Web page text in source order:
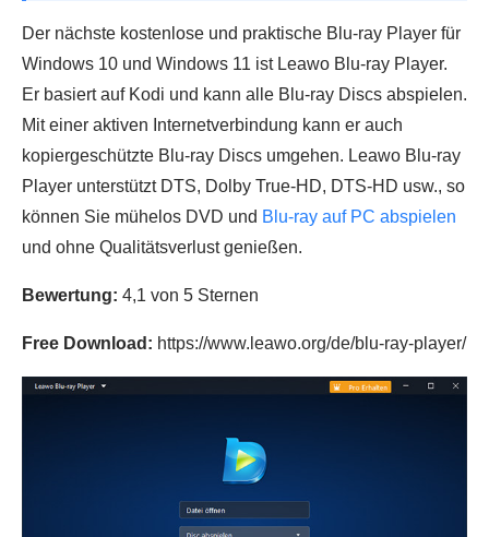
Der nächste kostenlose und praktische Blu-ray Player für
Windows 10 und Windows 11 ist Leawo Blu-ray Player.
Er basiert auf Kodi und kann alle Blu-ray Discs abspielen.
Mit einer aktiven Internetverbindung kann er auch
kopiergeschützte Blu-ray Discs umgehen. Leawo Blu-ray
Player unterstützt DTS, Dolby True-HD, DTS-HD usw., so
können Sie mühelos DVD und Blu-ray auf PC abspielen
und ohne Qualitätsverlust genießen.
Bewertung: 4,1 von 5 Sternen
Free Download: https://www.leawo.org/de/blu-ray-player/